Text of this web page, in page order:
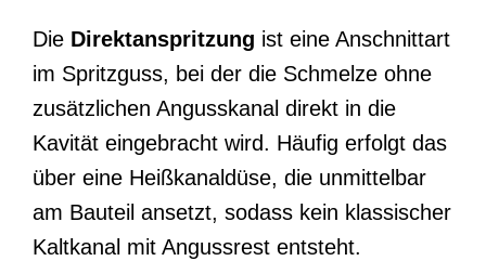
Die Direktanspritzung ist eine Anschnittart
im Spritzguss, bei der die Schmelze ohne
zusätzlichen Angusskanal direkt in die
Kavität eingebracht wird. Häufig erfolgt das
über eine Heißkanaldüse, die unmittelbar
am Bauteil ansetzt, sodass kein klassischer
Kaltkanal mit Angussrest entsteht.